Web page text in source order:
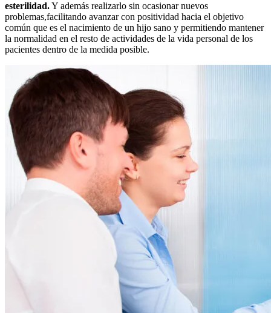
esterilidad.Y además realizarlo sin ocasionar nuevos
problemas,facilitando avanzar con positividad hacia el objetivo
común que es el nacimiento de un hijo sano y permitiendo mantener
la normalidad en el resto de actividades de la vida personal de los
pacientes dentro de la medida posible.